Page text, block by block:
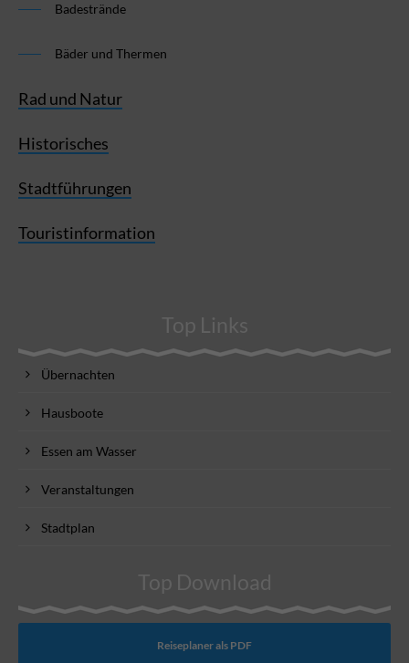
Badestrände
Bäder und Thermen
Rad und Natur
Historisches
Stadtführungen
Touristinformation
Top Links
Übernachten
Hausboote
Essen am Wasser
Veranstaltungen
Stadtplan
Top Download
Reiseplaner als PDF